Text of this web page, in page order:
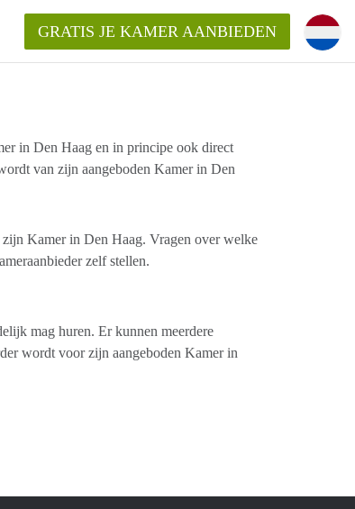
in Den Haag?
GRATIS JE KAMER AANBIEDEN
in Den Haag en in principe ook direct
van zijn aangeboden Kamer in Den
Kamer in Den Haag. Vragen over welke
zelf stellen.
mag huren. Er kunnen meerdere
wordt voor zijn aangeboden Kamer in